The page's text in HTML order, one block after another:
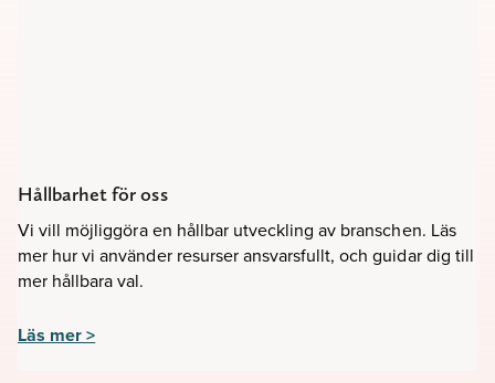
Hållbarhet för oss
Vi vill möjliggöra en hållbar utveckling av branschen. Läs
mer hur vi använder resurser ansvarsfullt, och guidar dig till
mer hållbara val.
Läs mer >